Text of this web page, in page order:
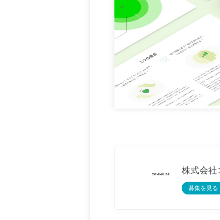
株式会社
募集を見る